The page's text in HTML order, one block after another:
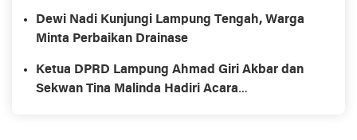
Dewi Nadi Kunjungi Lampung Tengah, Warga
Minta Perbaikan Drainase
Ketua DPRD Lampung Ahmad Giri Akbar dan
Sekwan Tina Malinda Hadiri Acara